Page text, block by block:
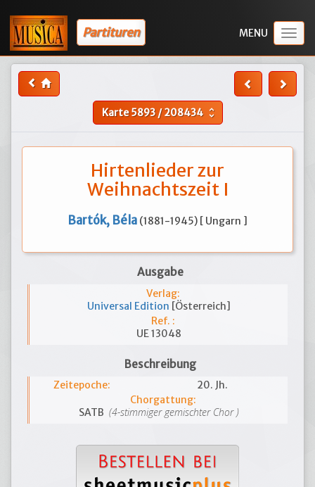
Partituren
Karte5893/208434 unfold_more
Hirtenlieder zur
Weihnachtszeit I
Bartók, Béla (1881-1945) [ Ungarn ]
Ausgabe
Verlag:
Universal Edition [Österreich]
Ref. :
UE 13048
Beschreibung
Zeitepoche:
20. Jh.
Chorgattung:
SATB (4-stimmiger gemischter Chor )